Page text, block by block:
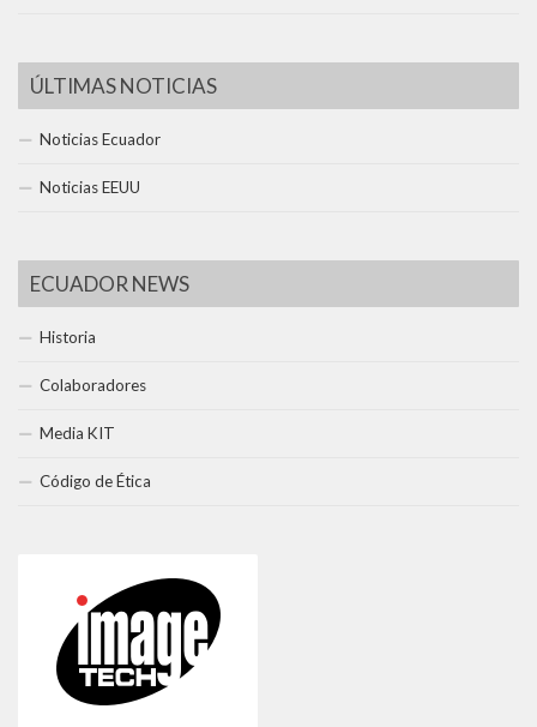
ÚLTIMAS NOTICIAS
Noticias Ecuador
Noticias EEUU
ECUADOR NEWS
Historia
Colaboradores
Media KIT
Código de Ética